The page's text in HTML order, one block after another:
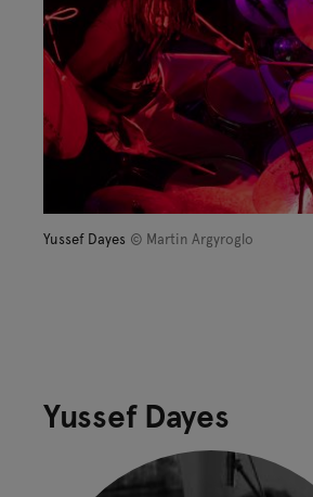
Yussef Dayes © Martin Argyroglo
Yussef Dayes